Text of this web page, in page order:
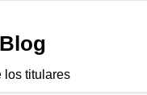
los titulares